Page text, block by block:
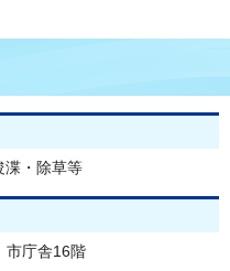
渫・除草等
庁舎16階